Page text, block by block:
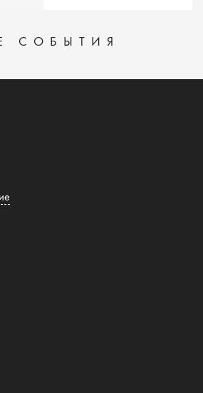
СОБЫТИЯ